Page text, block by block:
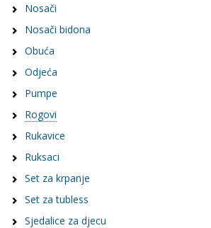
Nosači
Nosači bidona
Obuća
Odjeća
Pumpe
Rogovi
Rukavice
Ruksaci
Set za krpanje
Set za tubless
Sjedalice za djecu